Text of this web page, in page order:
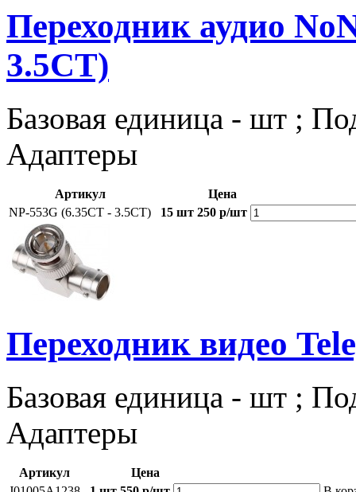
Переходник аудио
3.5СТ)
Базовая единица - шт ;
Адаптеры
Артикул
Цена
NP-553G (6.35СТ - 3.5СТ)
15 шт 250 р/шт
Переходник видео
Базовая единица - шт ;
Адаптеры
Артикул
Цена